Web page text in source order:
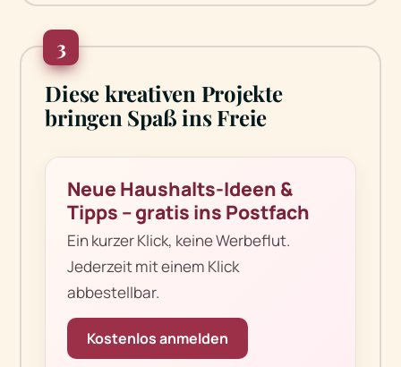
3
Diese kreativen Projekte
bringen Spaß ins Freie
Neue Haushalts-Ideen &
Tipps – gratis ins Postfach
Ein kurzer Klick, keine Werbeflut.
Jederzeit mit einem Klick
abbestellbar.
Kostenlos anmelden